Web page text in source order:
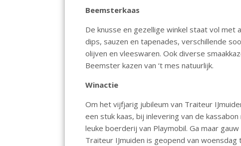
Beemsterkaas
De knusse en gezellige winkel staat vol met
dips, sauzen en tapenades, verschillende
olijven en vleeswaren. Ook diverse
Beemster kazen van ‘t mes natuurlijk.
Winactie
Om het vijfjarig jubileum van Traiteur
een stuk kaas, bij inlevering van de
leuke boerderij van Playmobil. Ga maar
Traiteur IJmuiden is geopend van